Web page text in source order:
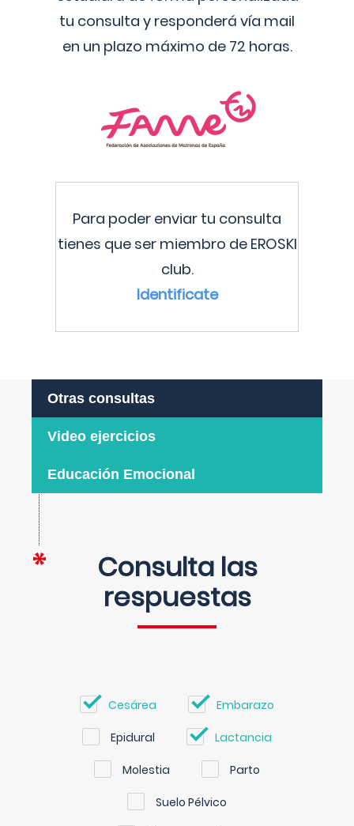
tu consulta y responderá vía mail
en un plazo máximo de 72 horas.
Para poder enviar tu consulta
tienes que ser miembro de EROSKI
club.
Identificate
Otras consultas
Video ejercicios
Educación Emocional
Consulta las
respuestas
Cesárea Embarazo
Epidural Lactancia
Molestia Parto
Suelo Pélvico